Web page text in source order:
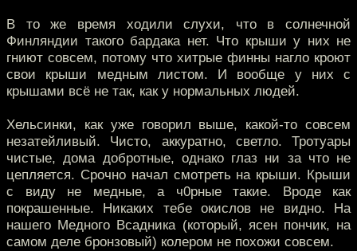
В то же время ходили слухи, что в солнечной
Финляндии такого бардака нет. Что крыши у них не
гниют совсем, потому что хитрые финны нагло кроют
свои крыши медным листом. И вообще у них с
крышами всё не так, как у нормальных людей.
Хельсинки, как уже говорил выше, какой-то совсем
незатейливый. Чисто, аккуратно, светло. Тротуары
чистые, дома добротные, однако глаз ни за что не
цепляется. Срочно начал смотреть на крыши. Крыши
с виду не медные, а ч0рные такие. Вроде как
покрашенные. Никаких тебе окислов не видно. На
нашего Медного Всадника (который, ясен пончик, на
самом деле бронзовый) колером не похожи совсем.